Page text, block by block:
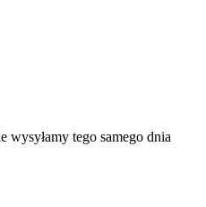
wysyłamy tego samego dnia